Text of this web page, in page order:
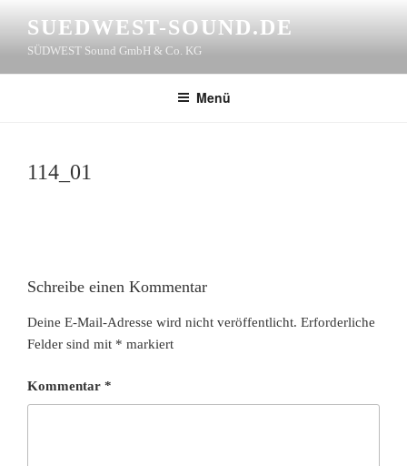
Inhalt
springen
SUEDWEST-SOUND.DE
SÜDWEST Sound GmbH & Co. KG
Menü
114_01
Schreibe einen Kommentar
Deine E-Mail-Adresse wird nicht veröffentlicht. Erforderliche
Felder sind mit * markiert
Kommentar *